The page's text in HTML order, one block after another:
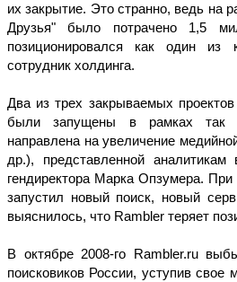
их закрытие. Это странно, ведь на
Друзья" было потрачено 1,5
позиционировался как один
сотрудник холдинга.
Два из трех закрываемых
были запущены в рамках так
направлена на увеличение
др.), представленной
гендиректора Марка Опзумера.
запустил новый поиск, новый
выяснилось, что Rambler теряет
В октябре 2008-го Rambler.ru
поисковиков России, уступив свое